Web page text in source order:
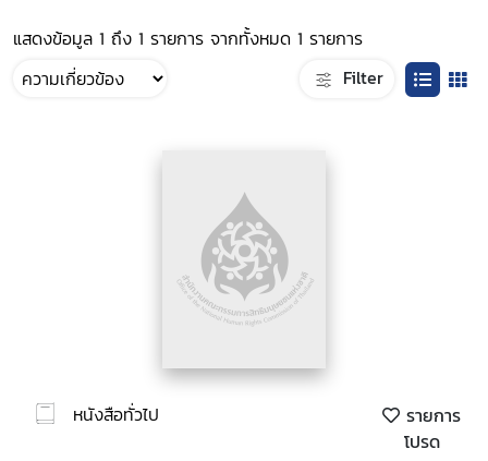
แสดงข้อมูล 1 ถึง 1 รายการ จากทั้งหมด 1 รายการ
Filter
หนังสือทั่วไป
รายการ
โปรด